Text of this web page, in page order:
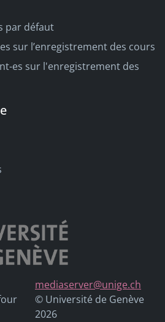
par défaut
sur l’enregistrement des cours
es sur l'enregistrement des
mediaserver@unige.ch
© Université de Genève
2026